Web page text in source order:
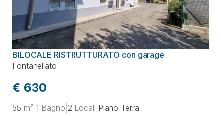
BILOCALE RISTRUTTURATO con garage -
Fontanellato
€ 630
55 m² 1 Bagno 2 Locali Piano Terra